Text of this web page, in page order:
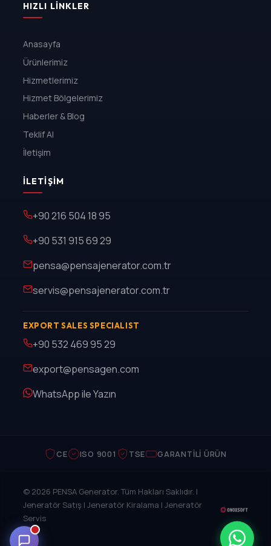
HIZLI LINKLER
Anasayfa
Ürünlerimiz
Hizmetlerimiz
Hizmet Bölgelerimiz
Haberler & Blog
Teklif Al
İletişim
İLETIŞIM
+90 216 504 18 95
+90 531 915 69 29
pensa@pensajenerator.com.tr
servis@pensajenerator.com.tr
EXPORT SALES SPECIALIST
+90 532 469 95 29
export@pensagen.com
WhatsApp ile Yazın
CE ISO 9001 TSE GARANTILI ÜRÜN
© 2026 PENSA Generator. Tüm Hakları Saklıdır. |
Jeneratör Satış | Jeneratör Kiralama | Jeneratör
Servis